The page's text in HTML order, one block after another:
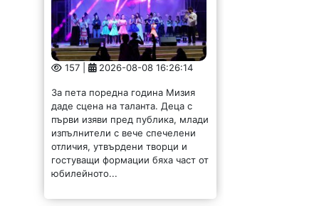
157 | 2026-08-08 16:26:14
За пета поредна година Мизия
даде сцена на таланта. Деца с
първи изяви пред публика, млади
изпълнители с вече спечелени
отличия, утвърдени творци и
гостуващи формации бяха част от
юбилейното...